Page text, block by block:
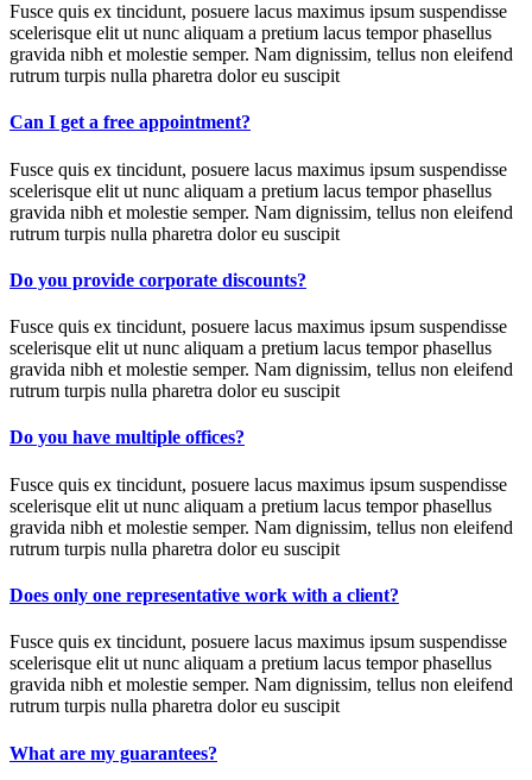
Fusce quis ex tincidunt, posuere lacus maximus ipsum suspendisse
scelerisque elit ut nunc aliquam a pretium lacus tempor phasellus
gravida nibh et molestie semper. Nam dignissim, tellus non eleifend
rutrum turpis nulla pharetra dolor eu suscipit
Can I get a free appointment?
Fusce quis ex tincidunt, posuere lacus maximus ipsum suspendisse
scelerisque elit ut nunc aliquam a pretium lacus tempor phasellus
gravida nibh et molestie semper. Nam dignissim, tellus non eleifend
rutrum turpis nulla pharetra dolor eu suscipit
Do you provide corporate discounts?
Fusce quis ex tincidunt, posuere lacus maximus ipsum suspendisse
scelerisque elit ut nunc aliquam a pretium lacus tempor phasellus
gravida nibh et molestie semper. Nam dignissim, tellus non eleifend
rutrum turpis nulla pharetra dolor eu suscipit
Do you have multiple offices?
Fusce quis ex tincidunt, posuere lacus maximus ipsum suspendisse
scelerisque elit ut nunc aliquam a pretium lacus tempor phasellus
gravida nibh et molestie semper. Nam dignissim, tellus non eleifend
rutrum turpis nulla pharetra dolor eu suscipit
Does only one representative work with a client?
Fusce quis ex tincidunt, posuere lacus maximus ipsum suspendisse
scelerisque elit ut nunc aliquam a pretium lacus tempor phasellus
gravida nibh et molestie semper. Nam dignissim, tellus non eleifend
rutrum turpis nulla pharetra dolor eu suscipit
What are my guarantees?